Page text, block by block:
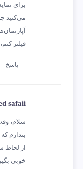
برای
می‌کنید
فیلتر
پاسخ
safaii
سلام،
بندازم
از لحاظ
خوبی